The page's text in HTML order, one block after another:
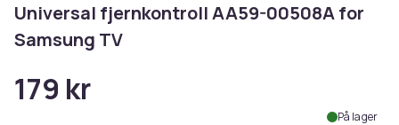
Universal fjernkontroll AA59-00508A for
Samsung TV
179 kr
På lager